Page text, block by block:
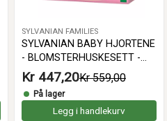
SYLVANIAN FAMILIES
SYLVANIAN BABY HJORTENE
- BLOMSTERHUSKESETT -
5801
Kr 447,20Kr 559,00
På lager
Legg i handlekurv